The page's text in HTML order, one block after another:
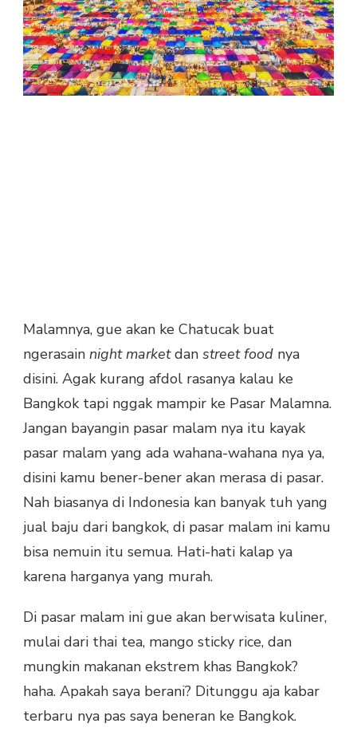
Malamnya, gue akan ke Chatucak buat
ngerasain night marketdan street food nya
disini. Agak kurang afdol rasanya kalau ke
Bangkok tapi nggak mampir ke Pasar Malamna.
Jangan bayangin pasar malam nya itu kayak
pasar malam yang ada wahana-wahana nya ya,
disini kamu bener-bener akan merasa di pasar.
Nah biasanya di Indonesia kan banyak tuh yang
jual baju dari bangkok, di pasar malam ini kamu
bisa nemuin itu semua. Hati-hati kalap ya
karena harganya yang murah.
Di pasar malam ini gue akan berwisata kuliner,
mulai dari thai tea, mango sticky rice, dan
mungkin makanan ekstrem khas Bangkok?
haha. Apakah saya berani? Ditunggu aja kabar
terbaru nya pas saya beneran ke Bangkok.